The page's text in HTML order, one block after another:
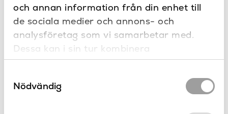
och annan information från din enhet till
de sociala medier och annons- och
analysföretag som vi samarbetar med.
Dessa kan i sin tur kombinera
informationen med annan information som
samlat in när du har använt deras tjänster.
Nödvändig
IP-klass IP20
Placering Bord
Strömbrytare
Kontakta oss
Har du frågor eller vill du göra en
specialbeställning?